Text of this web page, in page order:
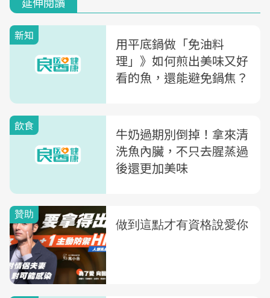
新知
用平底鍋做「免油料
理」》如何煎出美味又好
看的魚，還能避免鍋焦？
飲食
牛奶過期別倒掉！拿來清
洗魚內臟，不只去腥蒸過
後還更加美味